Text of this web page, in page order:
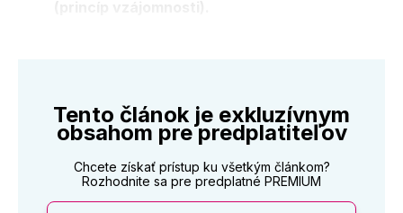
Tento článok je exkluzívnym
obsahom pre predplatiteľov
Chcete získať prístup ku všetkým článkom?
Rozhodnite sa pre predplatné PREMIUM